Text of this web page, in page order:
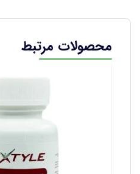
محصولات مرتبط